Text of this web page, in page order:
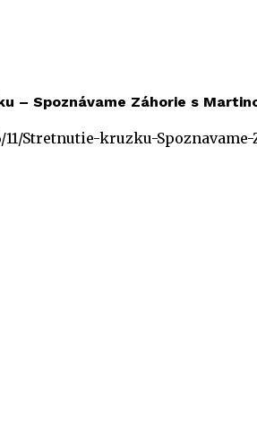
– Spoznávame Záhorie s
Stretnutie-kruzku-